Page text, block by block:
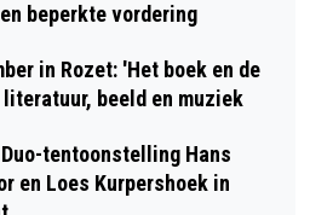
beperkte vordering
in Rozet: 'Het boek en de
beeld en muziek
tentoonstelling Hans
en Loes Kurpershoek in